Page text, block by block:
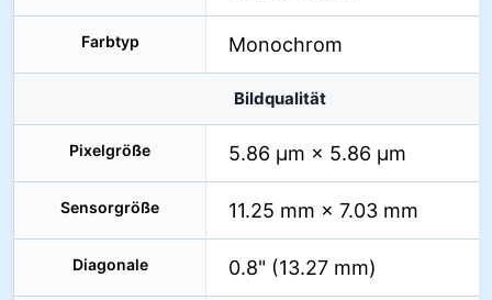
Farbtyp Monochrom
Bildqualität
Pixelgröße 5.86 µm × 5.86 µm
Sensorgröße 11.25 mm × 7.03 mm
Diagonale 0.8" (13.27 mm)